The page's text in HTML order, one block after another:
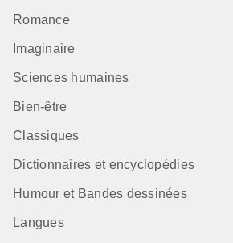
Romance
Imaginaire
Sciences humaines
Bien-être
Classiques
Dictionnaires et encyclopédies
Humour et Bandes dessinées
Langues